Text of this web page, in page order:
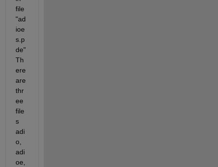
file
"ad
ioe
s.p
de"
Th
ere
are
thr
ee
file
s
adi
o,
adi
oe,